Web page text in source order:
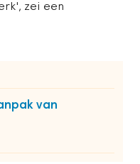
zei een
van